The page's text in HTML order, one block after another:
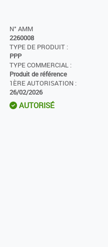
N° AMM
2260008
TYPE DE PRODUIT :
PPP
TYPE COMMERCIAL :
Produit de référence
1ÈRE AUTORISATION :
26/02/2026
AUTORISÉ